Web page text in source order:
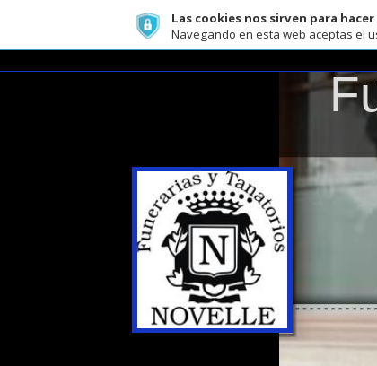
Las cookies nos sirven para hacer que
Navegando en esta web aceptas el uso de